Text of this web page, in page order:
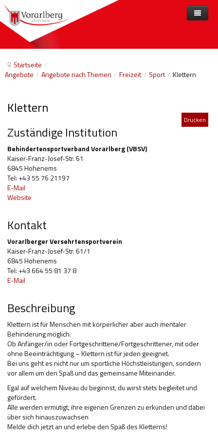
Startseite /
Angebote / Angebote nach Themen / Freizeit / Sport / Klettern
Klettern
Drucken
Zuständige Institution
Behindertensportverband Vorarlberg (VBSV)
Kaiser-Franz-Josef-Str. 61
6845 Hohenems
Tel: +43 55 76 21197
E-Mail
Website
Kontakt
Vorarlberger Versehrtensportverein
Kaiser-Franz-Josef-Str. 61/1
6845 Hohenems
Tel: +43 664 55 81 37 8
E-Mail
Beschreibung
Klettern ist für Menschen mit körperlicher aber auch mentaler
Behinderung möglich.
Ob Anfänger/in oder Fortgeschrittene/Fortgeschrittener, mit oder
ohne Beeinträchtigung – Klettern ist für jeden geeignet.
Bei uns geht es nicht nur um sportliche Höchstleistungen, sondern
vor allem um den Spaß und das gemeinsame Miteinander.
Egal auf welchem Niveau du beginnst, du wirst stets begleitet und
gefördert.
Alle werden ermutigt, ihre eigenen Grenzen zu erkunden und dabei
über sich hinauszuwachsen
Melde dich jetzt an und erlebe den Spaß des Kletterns!
Home
Angebote nach Themen
Barrierefreiheit
Beihilfen, finanzielle Unterstützungen
Freizeit
Gesetze und Verordnungen
Gesetzliche Vertretungen
Hilfsmittel und Heilbehelfe
Kindheit und Jugend
Selbsthilfe und Selbstvertretung
Unterstützung, Beratung, Assistenz
Wohnen
Anbieter
Veranstaltungen